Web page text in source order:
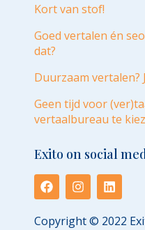
Kort van stof!
Goed vertalen én
dat?
Duurzaam vertalen?
Geen tijd voor
vertaalbureau te
Exito on social
Copyright © 2022